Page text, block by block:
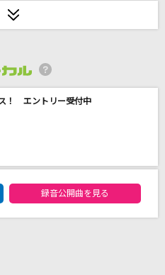
！ エントリー受付中
エントリーランキング
録音公開曲を見る